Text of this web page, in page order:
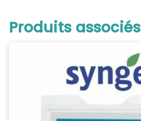
Produits associés